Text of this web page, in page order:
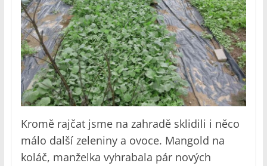
Kromě rajčat jsme na zahradě sklidili i něco
málo další zeleniny a ovoce. Mangold na
koláč, manželka vyhrabala pár nových